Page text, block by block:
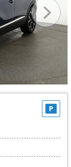
P